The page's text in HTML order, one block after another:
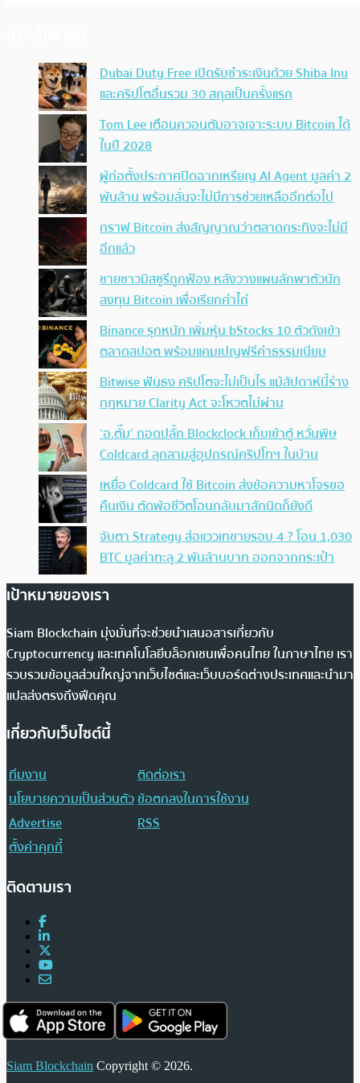
Dubai Duty Free เปิดรับชำระเงินด้วย Shiba Inu
และคริปโตอื่นรวม 30 สกุลเป็นครั้งแรก
Tom Lee เตือนควอนตัมอาจเจาะระบบ Bitcoin ได้
ในปี 2028
ผู้ก่อตั้งประกาศปิดฉากเหรียญ AI Agent มูลค่า 2
พันล้าน พร้อมลั่นจะไม่มีการช่วยเหลืออีกต่อไป
กราฟ Bitcoin ส่งสัญญาณว่าตลาดกระทิงจะไม่มี
อีกแล้ว
ชายชาวมิสซูรีถูกฟ้อง หลังวางแผนลักพาตัวนัก
ลงทุน Bitcoin เพื่อเรียกค่าไถ่
Binance รุกหนัก เพิ่มหุ้น bStocks 10 ตัวดังเข้า
ตลาดสปอต พร้อมแคมเปญฟรีค่าธรรมเนียม
Bitwise ฟันธง คริปโตจะไม่เป็นไร แม้สัปดาห์นี้ร่าง
กฎหมาย Clarity Act จะโหวตไม่ผ่าน
‘อ.ตั๊ม’ ถอดปลั้ก Blockclock เก็บเข้าตู้ หวั่นพิษ
Coldcard ลุกลามสู่อุปกรณ์คริปโทฯ ในบ้าน
เหยื่อ Coldcard ใช้ Bitcoin ส่งข้อความหาโจรขอ
คืนเงิน ตัดพ้อชีวิตโอนกลับมาสักนิดก็ยังดี
จับตา Strategy ส่อแววเทขายรอบ 4 ? โอน 1,030
BTC มูลค่าทะลุ 2 พันล้านบาท ออกจากกระเป๋า
เป้าหมายของเรา
Siam Blockchain มุ่งมั่นที่จะช่วยนำเสนอสารเกี่ยวกับ
Cryptocurrency และเทคโนโลยีบล็อกเชนเพื่อคนไทย ในภาษาไทย เรา
รวบรวมข้อมูลส่วนใหญ่จากเว็บไซต์และเว็บบอร์ดต่างประเทศและนำมา
แปลส่งตรงถึงฟีดคุณ
เกี่ยวกับเว็บไซต์นี้
ทีมงาน
ติดต่อเรา
นโยบายความเป็นส่วนตัวข้อตกลงในการใช้งาน
Advertise
RSS
ตั้งค่าคุกกี้
ติดตามเรา
Siam Blockchain Copyright © 2026.